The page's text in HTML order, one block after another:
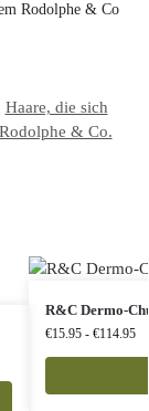
Rodolphe & Co
Haare, die sich
Rodolphe & Co.
R&C Dermo-
€15.95 - €114.95